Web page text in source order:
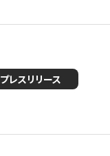
プレスリリース